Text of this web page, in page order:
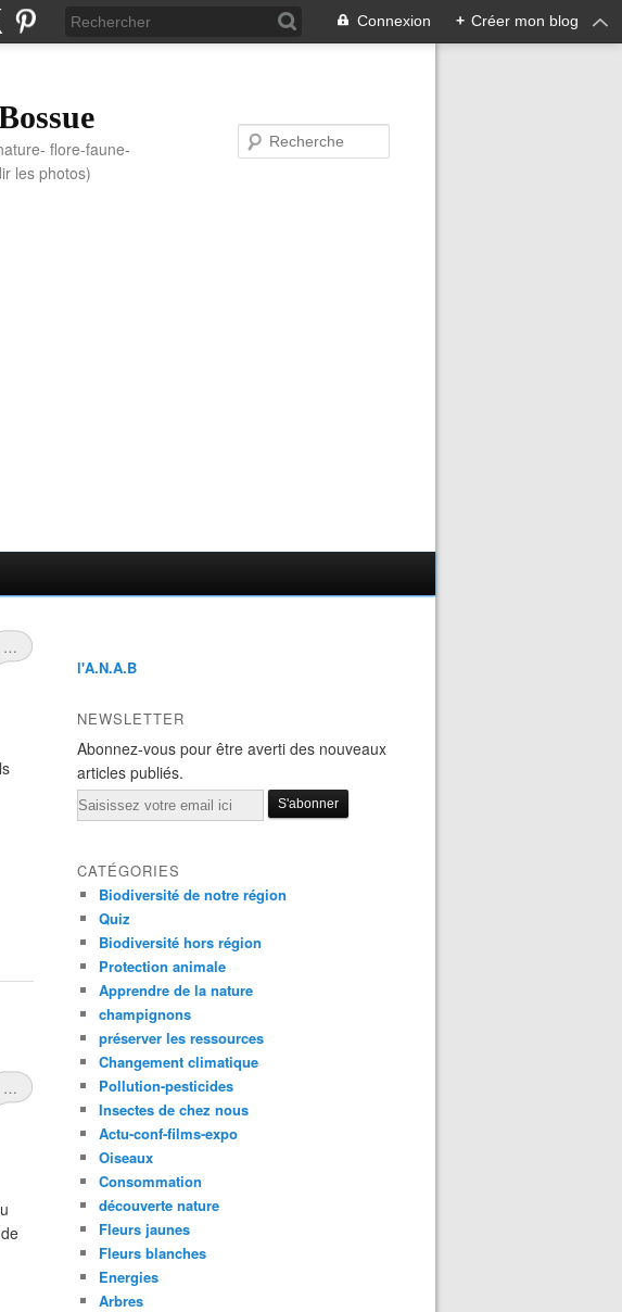
Connexion + Créer mon blog
flore-faune-
les photos)
…
…
l'A.N.A.B
NEWSLETTER
Abonnez-vous pour être averti des nouveaux
articles publiés.
Email
CATÉGORIES
Biodiversité de notre région
Quiz
Biodiversité hors région
Protection animale
Apprendre de la nature
champignons
préserver les ressources
Changement climatique
Pollution-pesticides
Insectes de chez nous
Actu-conf-films-expo
Oiseaux
Consommation
découverte nature
Fleurs jaunes
Fleurs blanches
Energies
Arbres